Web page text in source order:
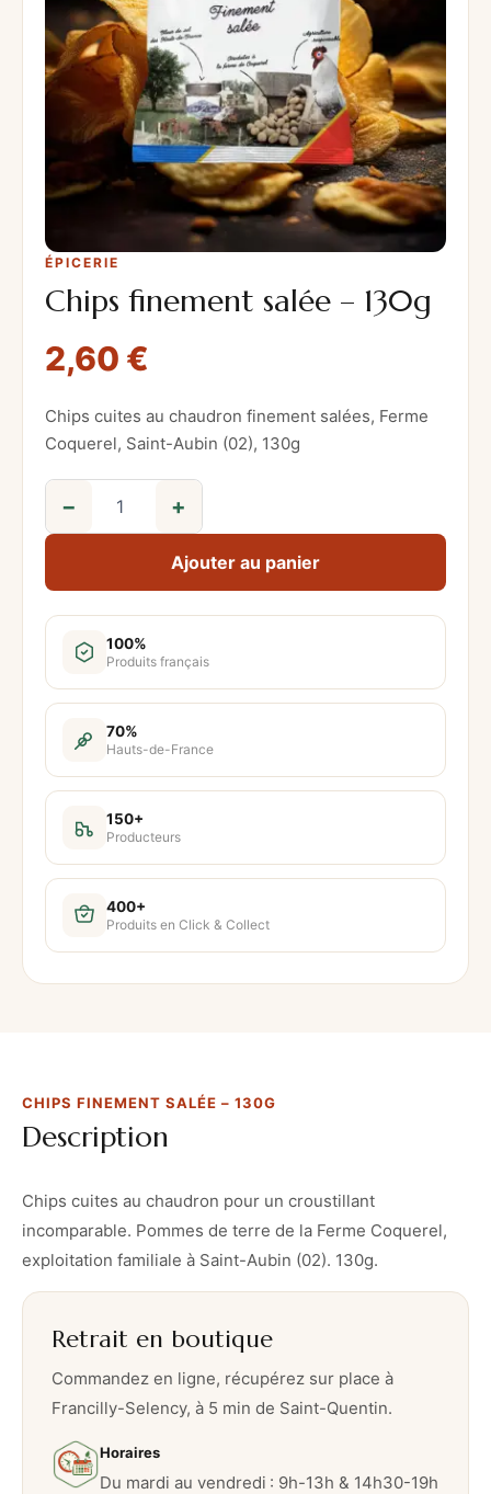
ÉPICERIE
Chips finement salée – 130g
2,60 €
Chips cuites au chaudron finement salées, Ferme
Coquerel, Saint-Aubin (02), 130g
u
a
e
n
s
a
l
é
–
1
3
− +
Ajouter au panier
100%
Produits français
70%
Hauts-de-France
150+
Producteurs
400+
Produits en Click & Collect
CHIPS FINEMENT SALÉE – 130G
Description
Chips cuites au chaudron pour un croustillant
incomparable. Pommes de terre de la Ferme Coquerel,
exploitation familiale à Saint-Aubin (02). 130g.
Retrait en boutique
Commandez en ligne, récupérez sur place à
Francilly-Selency, à 5 min de Saint-Quentin.
Horaires
Du mardi au vendredi : 9h-13h & 14h30-19h